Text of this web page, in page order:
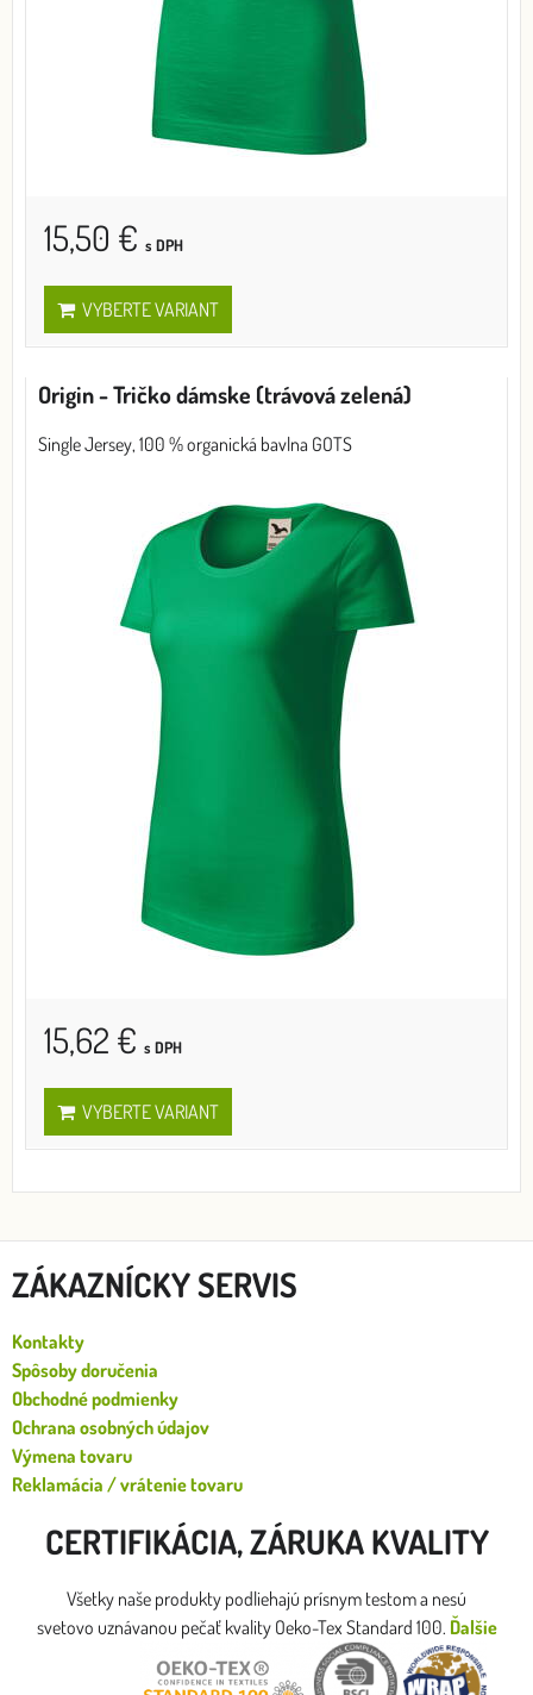
15,50 € s DPH
VYBERTE VARIANT
Origin - Tričko dámske (trávová zelená)
Single Jersey, 100 % organická bavlna GOTS
15,62 € s DPH
VYBERTE VARIANT
ZÁKAZNÍCKY SERVIS
Kontakty
Spôsoby doručenia
Obchodné podmienky
Ochrana osobných údajov
Výmena tovaru
Reklamácia / vrátenie tovaru
CERTIFIKÁCIA, ZÁRUKA KVALITY
Všetky naše produkty podliehajú prísnym testom a nesú
svetovo uznávanou pečať kvality Oeko-Tex Standard 100. Ďalšie